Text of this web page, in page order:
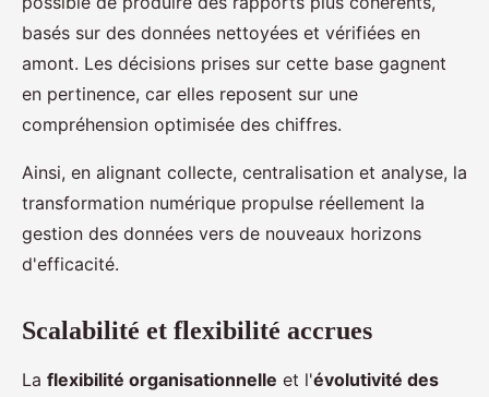
basés sur des données nettoyées et vérifiées en
amont. Les décisions prises sur cette base gagnent
en pertinence, car elles reposent sur une
compréhension optimisée des chiffres.
Ainsi, en alignant collecte, centralisation et analyse, la
transformation numérique propulse réellement la
gestion des données vers de nouveaux horizons
d'efficacité.
Scalabilité et flexibilité accrues
La flexibilité organisationnelle et l'évolutivité des